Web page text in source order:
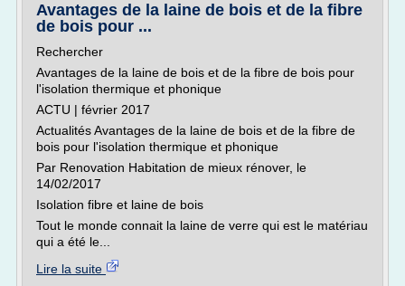
Avantages de la laine de bois et de la fibre
de bois pour ...
Rechercher
Avantages de la laine de bois et de la fibre de bois pour
l'isolation thermique et phonique
ACTU | février 2017
Actualités Avantages de la laine de bois et de la fibre de
bois pour l'isolation thermique et phonique
Par Renovation Habitation de mieux rénover, le
14/02/2017
Isolation fibre et laine de bois
Tout le monde connait la laine de verre qui est le matériau
qui a été le...
Lire la suite